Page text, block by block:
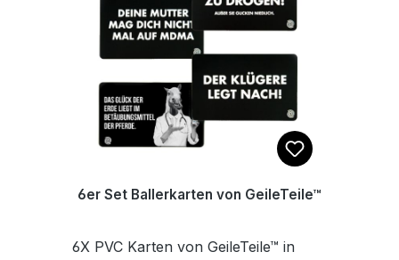
6er Set Ballerkarten von GeileTeile™
6X PVC Karten von GeileTeile™ in